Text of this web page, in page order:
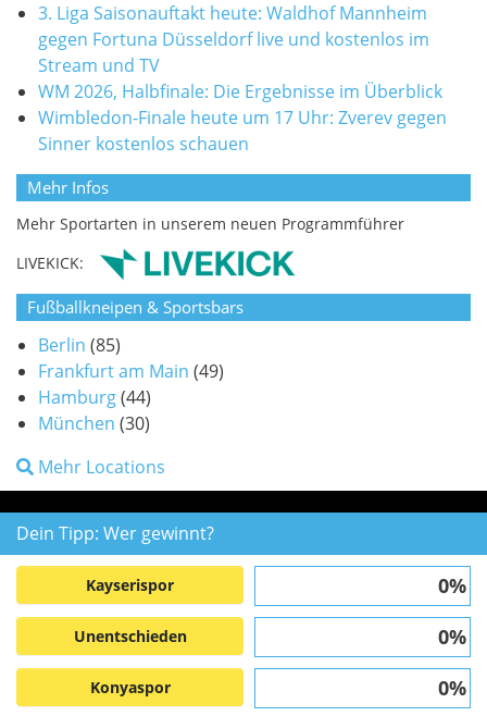
3. Liga Saisonauftakt heute: Waldhof Mannheim
gegen Fortuna Düsseldorf live und kostenlos im
Stream und TV
WM 2026, Halbfinale: Die Ergebnisse im Überblick
Wimbledon-Finale heute um 17 Uhr: Zverev gegen
Sinner kostenlos schauen
Mehr Infos
Mehr Sportarten in unserem neuen Programmführer
LIVEKICK:
Fußballkneipen & Sportsbars
Berlin (85)
Frankfurt am Main (49)
Hamburg(44)
München (30)
Mehr Locations
Dein Tipp: Wer gewinnt?
Kayserispor 0%
Unentschieden 0%
Konyaspor 0%